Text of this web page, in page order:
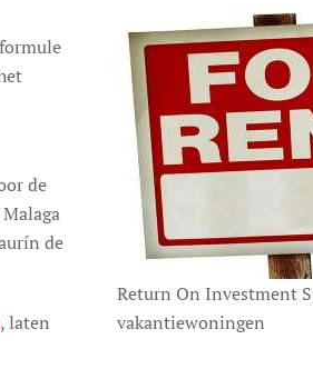
Return On Investment
vakantiewoningen
de
de
, laten